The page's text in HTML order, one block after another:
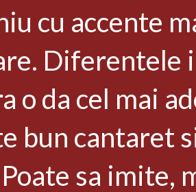
cu accente
Diferentele
o da cel mai
bun cantaret
sa imite,